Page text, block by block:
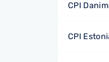
CPI
CPI